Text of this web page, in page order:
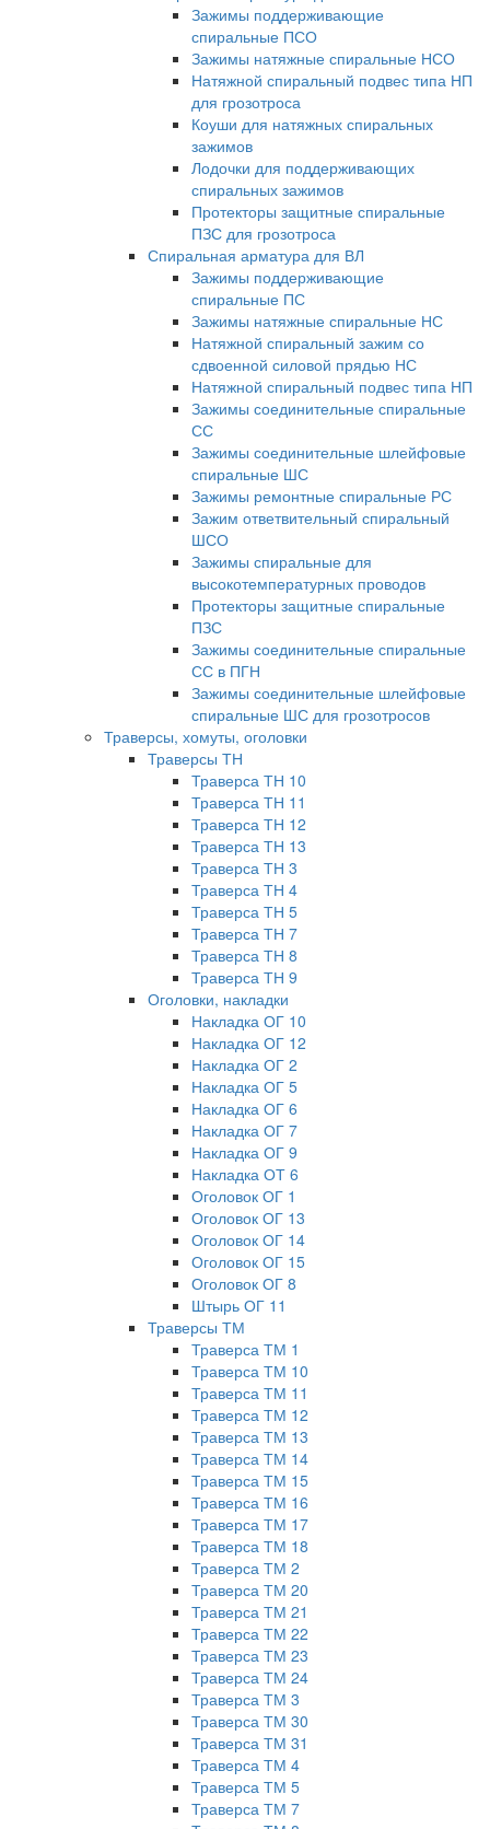
Зажимы поддерживающие
спиральные ПСО
Зажимы натяжные спиральные НСО
Натяжной спиральный подвес типа НП
для грозотроса
Коуши для натяжных спиральных
зажимов
Лодочки для поддерживающих
спиральных зажимов
Протекторы защитные спиральные
ПЗС для грозотроса
Спиральная арматура для ВЛ
Зажимы поддерживающие
спиральные ПС
Зажимы натяжные спиральные НС
Натяжной спиральный зажим со
сдвоенной силовой прядью НС
Натяжной спиральный подвес типа НП
Зажимы соединительные спиральные
СС
Зажимы соединительные шлейфовые
спиральные ШС
Зажимы ремонтные спиральные РС
Зажим ответвительный спиральный
ШСО
Зажимы спиральные для
высокотемпературных проводов
Протекторы защитные спиральные
ПЗС
Зажимы соединительные спиральные
СС в ПГН
Зажимы соединительные шлейфовые
спиральные ШС для грозотросов
Траверсы, хомуты, оголовки
Траверсы ТН
Траверса ТН 10
Траверса ТН 11
Траверса ТН 12
Траверса ТН 13
Траверса ТН 3
Траверса ТН 4
Траверса ТН 5
Траверса ТН 7
Траверса ТН 8
Траверса ТН 9
Оголовки, накладки
Накладка ОГ 10
Накладка ОГ 12
Накладка ОГ 2
Накладка ОГ 5
Накладка ОГ 6
Накладка ОГ 7
Накладка ОГ 9
Накладка ОТ 6
Оголовок ОГ 1
Оголовок ОГ 13
Оголовок ОГ 14
Оголовок ОГ 15
Оголовок ОГ 8
Штырь ОГ 11
Траверсы ТМ
Траверса ТМ 1
Траверса ТМ 10
Траверса ТМ 11
Траверса ТМ 12
Траверса ТМ 13
Траверса ТМ 14
Траверса ТМ 15
Траверса ТМ 16
Траверса ТМ 17
Траверса ТМ 18
Траверса ТМ 2
Траверса ТМ 20
Траверса ТМ 21
Траверса ТМ 22
Траверса ТМ 23
Траверса ТМ 24
Траверса ТМ 3
Траверса ТМ 30
Траверса ТМ 31
Траверса ТМ 4
Траверса ТМ 5
Траверса ТМ 7